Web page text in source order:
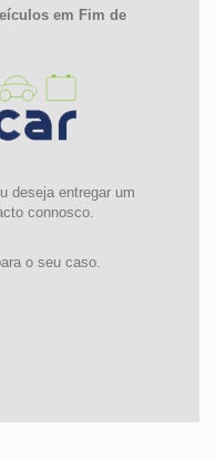
em Fim de
deseja entregar um
connosco.
o seu caso.